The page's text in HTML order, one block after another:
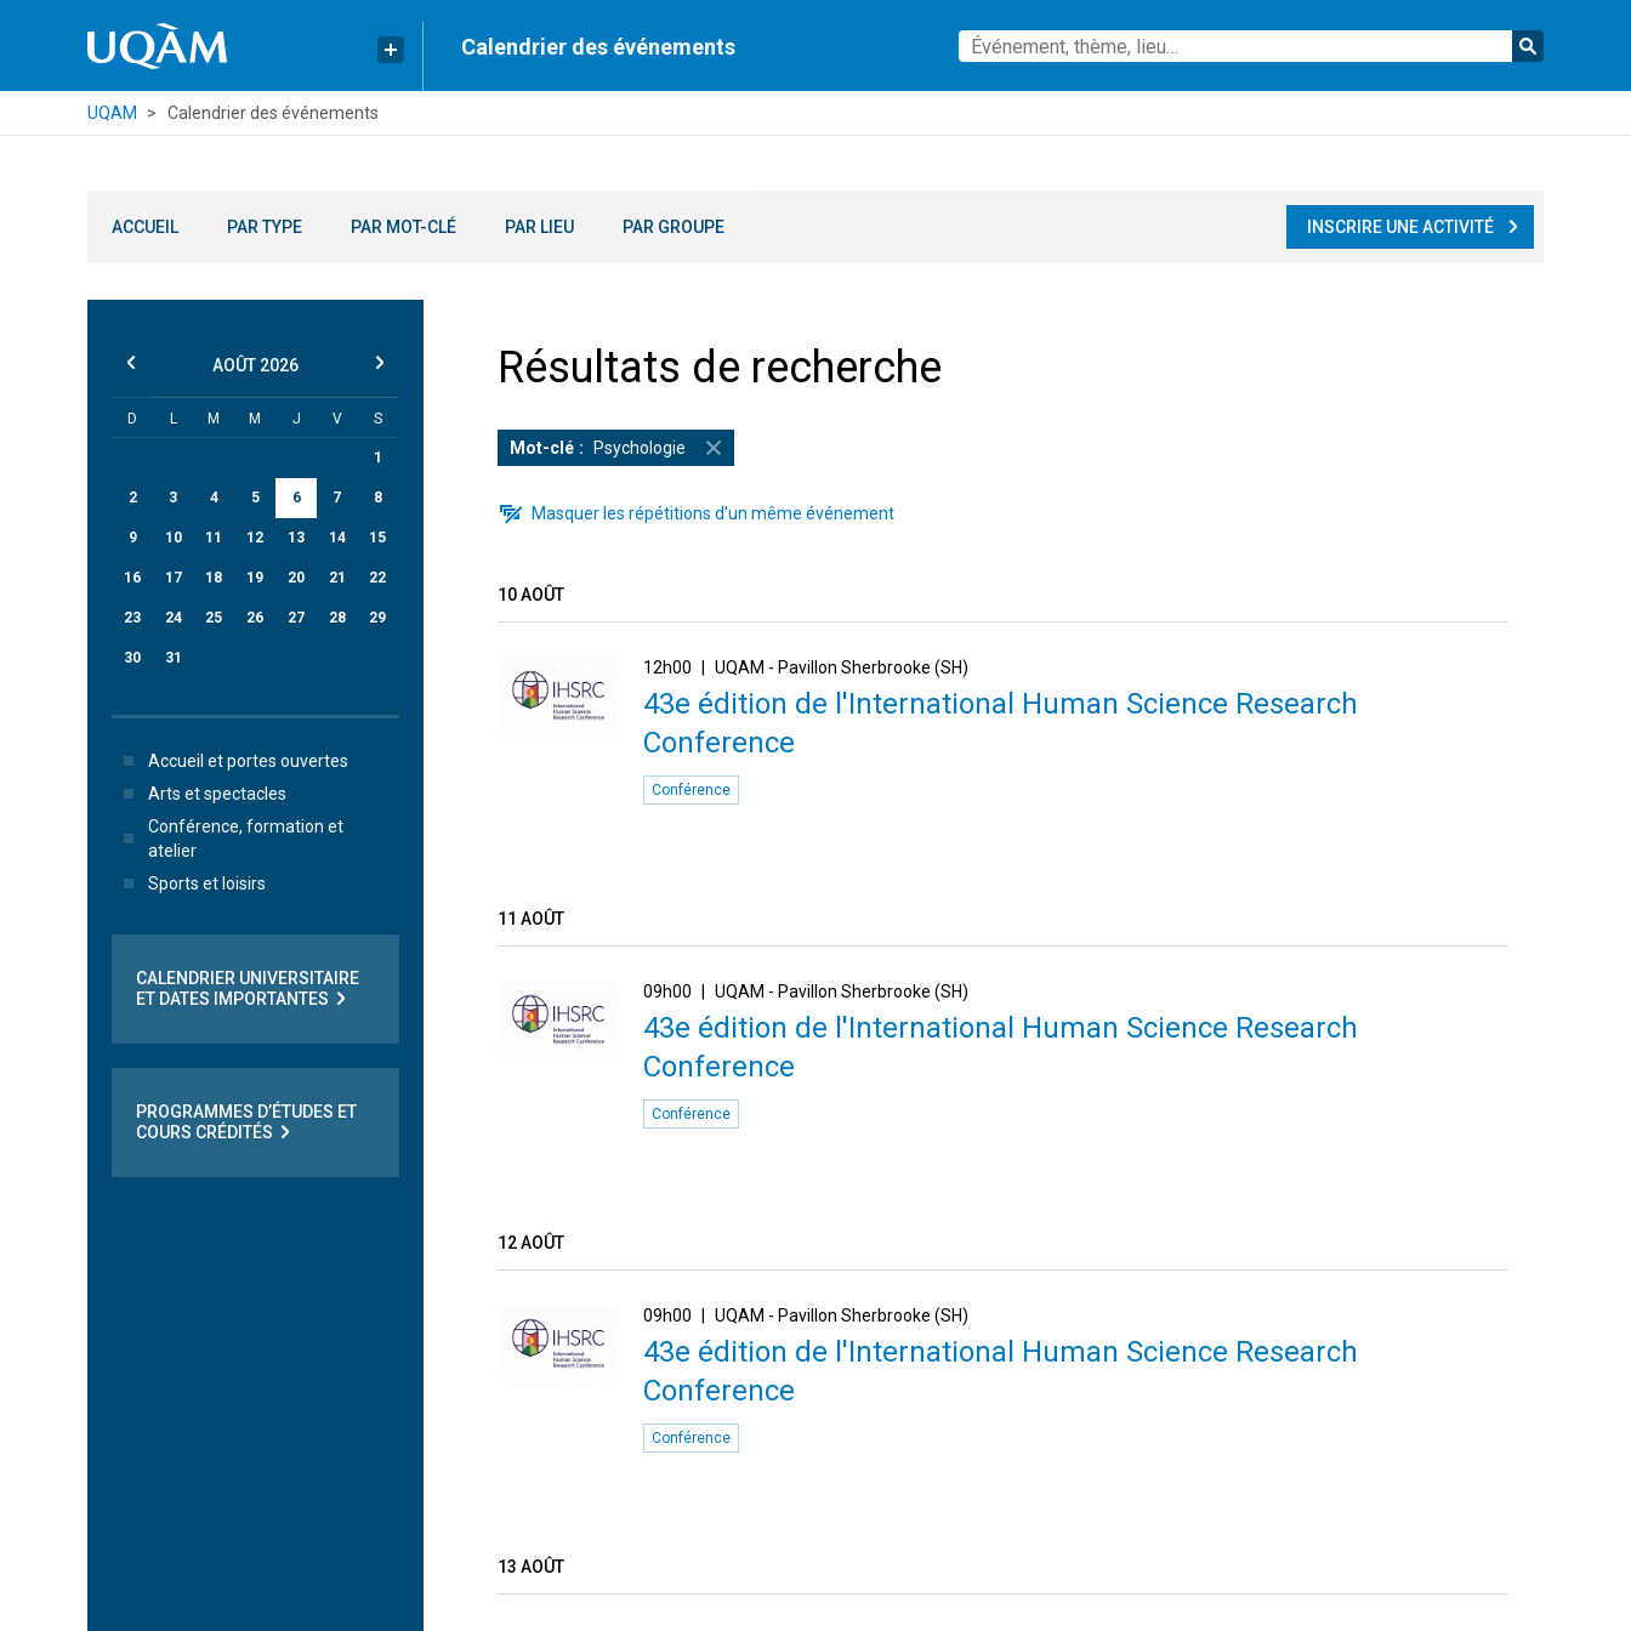
Calendrier des événements
UQAM Calendrier des événements
ACCUEIL PAR TYPE PAR MOT-CLÉ PAR LIEU PAR GROUPE INSCRIRE UNE ACTIVITÉ
Résultats de recherche
Mot-clé Psychologie
Masquer les répétitions d’un même événement
10 AOÛT
12h00 UQAM - Pavillon Sherbrooke (SH)
43e édition de l'International Human Science Research
Conference
Conférence
11 AOÛT
09h00 UQAM - Pavillon Sherbrooke (SH)
43e édition de l'International Human Science Research
Conference
Conférence
12 AOÛT
09h00 UQAM - Pavillon Sherbrooke (SH)
43e édition de l'International Human Science Research
Conference
Conférence
13 AOÛT
AOÛT 2026
D L M M J V S
1
2 3 4 5 6 7 8
9 10 11 12 13 14 15
16 17 18 19 20 21 22
23 24 25 26 27 28 29
30 31
Accueil et portes ouvertes
Arts et spectacles
Conférence, formation et
atelier
Sports et loisirs
CALENDRIER UNIVERSITAIRE
ET DATES IMPORTANTES
PROGRAMMES D’ÉTUDES ET
COURS CRÉDITÉS